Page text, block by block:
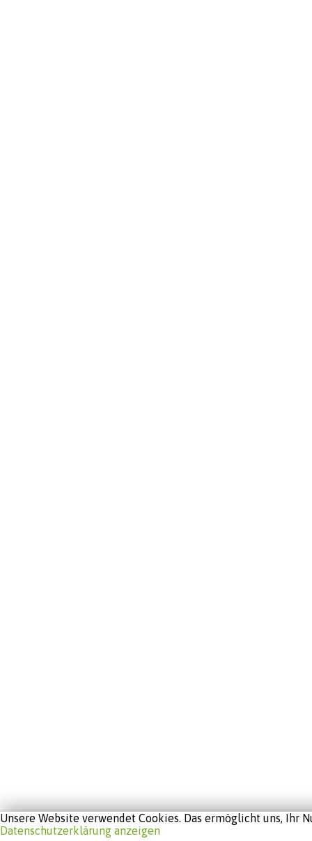
Unsere Website verwendet Cookies. Das ermöglicht uns,
Datenschutzerklärung anzeigen